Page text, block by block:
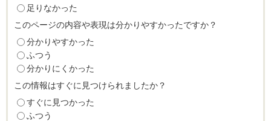
足りなかった
このページの内容や表現は分かりやすかったですか？
分かりやすかった
ふつう
分かりにくかった
この情報はすぐに見つけられましたか？
すぐに見つかった
ふつう